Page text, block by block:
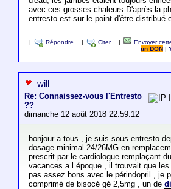
avec ces grosses chaleurs D'après la
entresto est sur le point d'être distribué
Répondre Citer Envoyer
un DON
|
will
Re: Connaissez-vous l'Entresto
??
dimanche 12 août 2018 22:59:12
bonjour a tous , je suis sous entresto
dosage minimal 24/26MG en
prescrit par le cardiologue remplaçant
vacances a l époque , il trouvait que
pas assez bons avec le périndopril , je
comprimé de bisocé gé 2,5mg , un de